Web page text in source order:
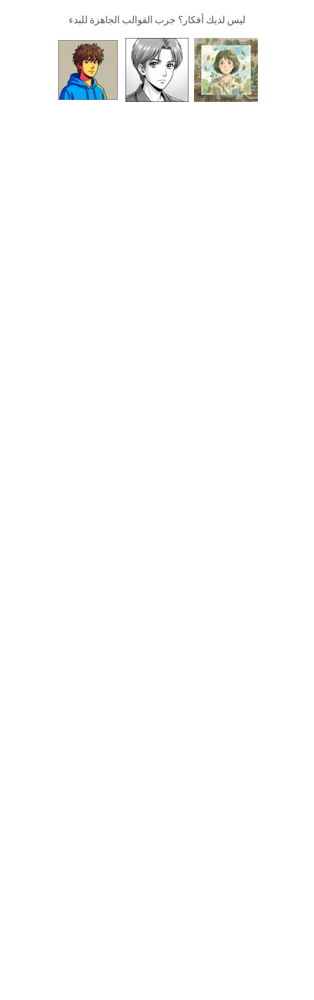
ليس لديك أفكار؟ جرب القوالب الجاهزة للبدء